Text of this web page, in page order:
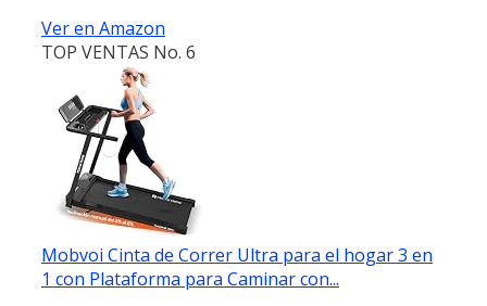
Ver en Amazon
TOP VENTAS No. 6
Mobvoi Cinta de Correr Ultra para el hogar 3 en
1 con Plataforma para Caminar con...